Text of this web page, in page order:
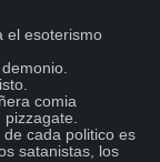
el esoterismo
comia
pizzagate.
cada politico es
satanistas, los